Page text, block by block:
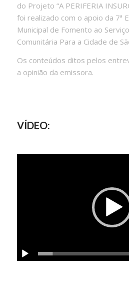
do Projeto “A PERIFERIA
foi realizado com o apoio da 7ª
Municipal de Fomento ao
Comunitária Para a Cidade de
Os conteúdos ditos pelos
a opinião da emissora.
VÍDEO: